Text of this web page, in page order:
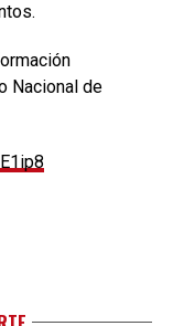
Nacional de